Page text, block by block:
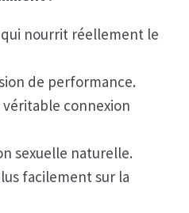
nourrit réellement le
de performance.
connexion
sexuelle naturelle.
facilement sur la